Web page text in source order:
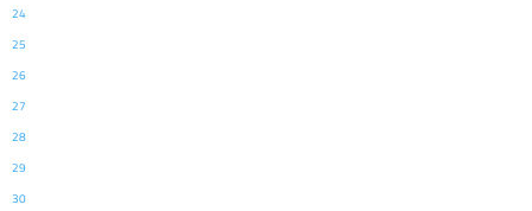
24
25
26
27
28
29
30